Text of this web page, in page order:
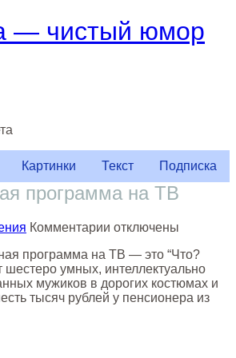
Картинки Текст Подписка
программа на ТВ
Комментарии к
Самая
кощунственная
программа
на
отключены
программа на ТВ — это “Что?
шестеро умных, интеллектуально
мужиков в дорогих костюмах и
тысяч рублей у пенсионера из